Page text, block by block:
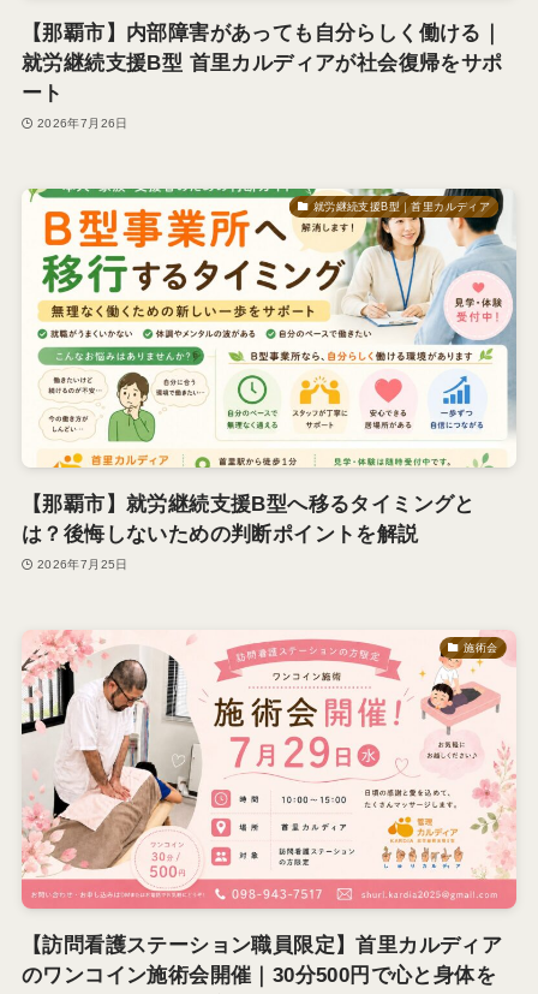
【那覇市】内部障害があっても自分らしく働ける｜
就労継続支援B型 首里カルディアが社会復帰をサポ
ート
2026年7月26日
就労継続支援B型｜首里カルディア
【那覇市】就労継続支援B型へ移るタイミングと
は？後悔しないための判断ポイントを解説
2026年7月25日
施術会
【訪問看護ステーション職員限定】首里カルディア
のワンコイン施術会開催｜30分500円で心と身体を